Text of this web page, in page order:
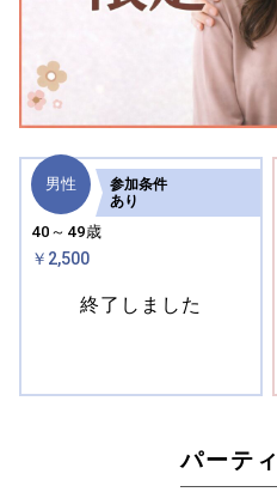
男性
40～49歳
￥2,500
参加条件
あり
終了しました
パーテ